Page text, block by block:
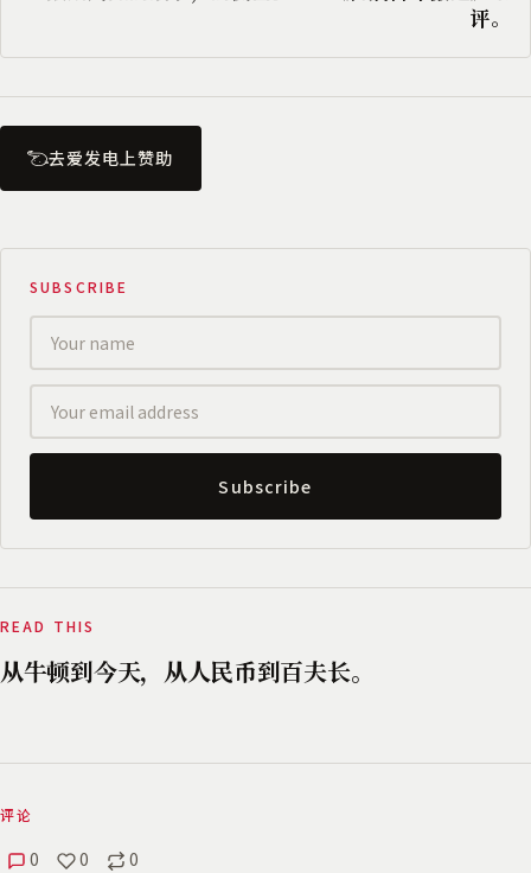
评。
去爱发电上赞助
SUBSCRIBE
Subscribe
READ THIS
从牛顿到今天，从人民币到百夫长。